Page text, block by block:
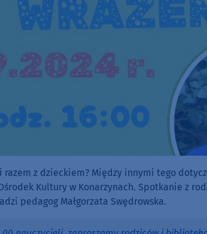
razem z dzieckiem? Między innymi tego
Kultury w Konarzynach. Spotkanie z
pedagog Małgorzata Swędrowska.